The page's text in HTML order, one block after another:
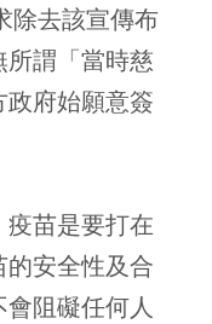
除去該宣傳布
謂「當時慈
府始願意簽
疫苗是要打在
的安全性及合
阻礙任何人